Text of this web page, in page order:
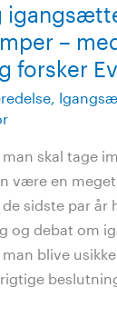
–
forsker
skal tage
være en
sidste par år
og debat om
blive